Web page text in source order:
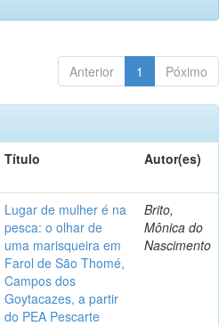
Anterior 1 Póximo
Título Autor(es)
Lugar de mulher é na
pesca: o olhar de
uma marisqueira em
Farol de São Thomé,
Campos dos
Goytacazes, a partir
do PEA Pescarte
Brito,
Mônica do
Nascimento